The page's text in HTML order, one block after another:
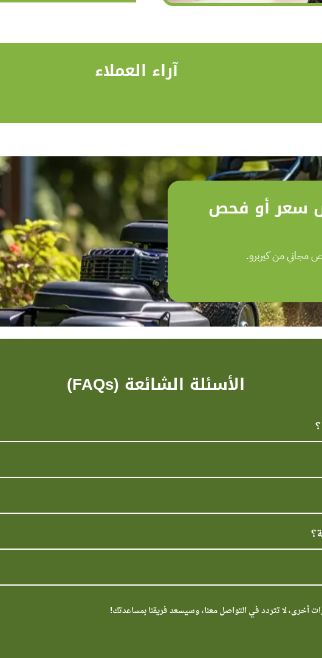
آراء العملاء
سعر أو فحص
مجاني من كيربرو.
الأسئلة الشائعة (FAQs)
أخرى، لا تتردد في التواصل معنا، وسيسعد فريقنا بمساعدتك!